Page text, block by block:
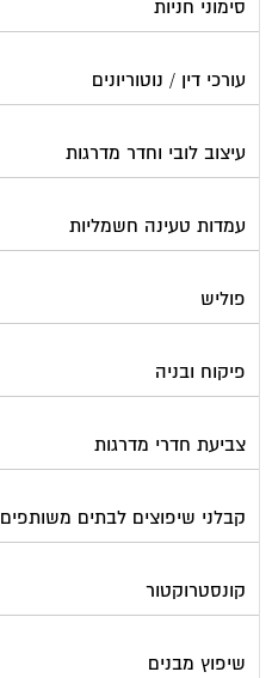
סימוני חניות
עורכי דין / נוטוריונים
עיצוב לובי וחדר מדרגות
עמדות טעינה חשמליות
פוליש
פיקוח ובניה
צביעת חדרי מדרגות
קבלני שיפוצים לבתים משותפים
קונסטרוקטור
שיפוץ מבנים